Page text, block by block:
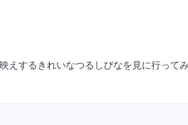
えするきれいなつるしびなを見に行って